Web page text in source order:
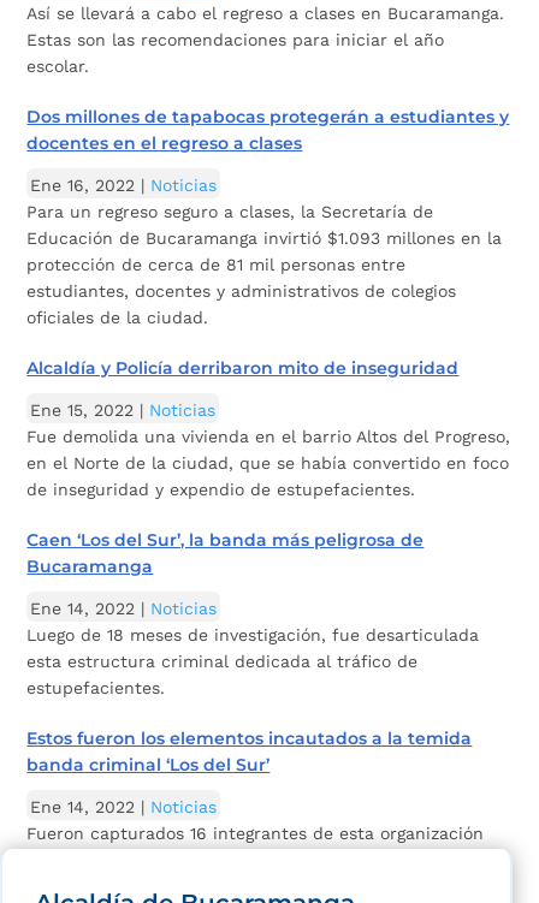
Así se llevará a cabo el regreso a clases en Bucaramanga.
Estas son las recomendaciones para iniciar el año
escolar.
Dos millones de tapabocas protegerán a estudiantes y
docentes en el regreso a clases
Ene 16, 2022 | Noticias
Para un regreso seguro a clases, la Secretaría de
Educación de Bucaramanga invirtió $1.093 millones en la
protección de cerca de 81 mil personas entre
estudiantes, docentes y administrativos de colegios
oficiales de la ciudad.
Alcaldía y Policía derribaron mito de inseguridad
Ene 15, 2022 | Noticias
Fue demolida una vivienda en el barrio Altos del Progreso,
en el Norte de la ciudad, que se había convertido en foco
de inseguridad y expendio de estupefacientes.
Caen ‘Los del Sur’, la banda más peligrosa de
Bucaramanga
Ene 14, 2022 | Noticias
Luego de 18 meses de investigación, fue desarticulada
esta estructura criminal dedicada al tráfico de
estupefacientes.
Estos fueron los elementos incautados a la temida
banda criminal ‘Los del Sur’
Ene 14, 2022 | Noticias
Fueron capturados 16 integrantes de esta organización